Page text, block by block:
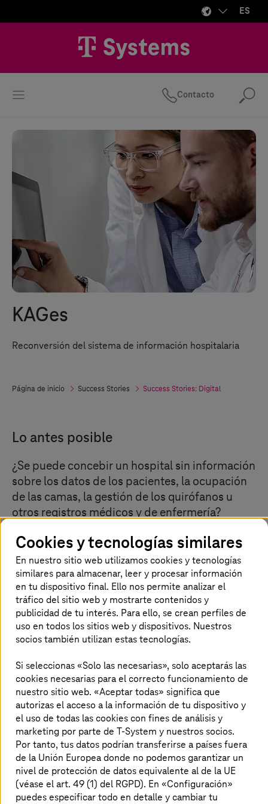
ES
Contacto
KAGes
Reconversión del sistema de información hospitalaria
Página de inicio Success Stories Success Stories: Digital
Lo antes posible
¿Se puede concebir un hospital sin información
sobre los datos de los pacientes, la ocupación
de las camas, la gestión de los quirófanos u
otros registros médicos y de enfermería?
precisamente la razón por la que la
reconversión de los sistemas de información
hospitalaria (SIH) supone un enorme desafío.
Además, si esta reconversión integral no se
puede realizar de forma gradual, sino en una
única noche, lo que se necesita son expertos de
verdad. Este fue el caso de Steiermärkische
Las ventajas para los clientes
Unos modelos operativos compartidos evitan, por
ejemplo, que los costes fijos se dupliquen
La responsabilidad operativa del entorno
productivo se realiza en estrecha colaboración
entre KAGes y T-Systems
T-Systemstiene una amplia experiencia en SAP
Cookies y tecnologías similares
En nuestro sitio web utilizamos cookies y tecnologías
similares para almacenar, leer y procesar información
en tu dispositivo final. Ello nos permite analizar el
tráfico del sitio web y mostrarte contenidos y
publicidad de tu interés. Para ello, se crean perfiles de
uso en todos los sitios web y dispositivos. Nuestros
socios también utilizan estas tecnologías.
Si seleccionas «Solo las necesarias», solo aceptarás las
cookies necesarias para el correcto funcionamiento de
nuestro sitio web. «Aceptar todas» significa que
autorizas el acceso a la información de tu dispositivo y
el uso de todas las cookies con fines de análisis y
marketing por parte de T-System y nuestros socios.
Por tanto, tus datos podrían transferirse a países fuera
de la Unión Europea donde no podemos garantizar un
nivel de protección de datos equivalente al de la UE
(véase el art. 49 (1) del RGPD). En «Configuración»
puedes especificar todo en detalle y cambiar tu